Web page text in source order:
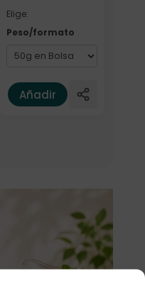
Elige:
Peso/formato
Añadir